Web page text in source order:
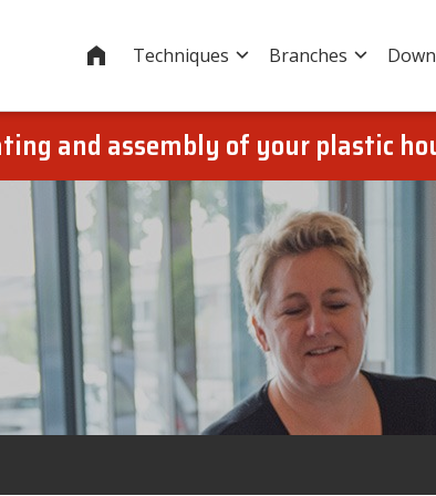
HomeTechniques Branches
and assembly of your plastic